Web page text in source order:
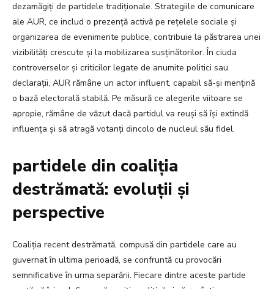
dezamăgiți de partidele tradiționale. Strategiile de comunicare
ale AUR, ce includ o prezență activă pe rețelele sociale și
organizarea de evenimente publice, contribuie la păstrarea unei
vizibilități crescute și la mobilizarea susținătorilor. În ciuda
controverselor și criticilor legate de anumite politici sau
declarații, AUR rămâne un actor influent, capabil să-și mențină
o bază electorală stabilă. Pe măsură ce alegerile viitoare se
apropie, rămâne de văzut dacă partidul va reuși să își extindă
influența și să atragă votanți dincolo de nucleul său fidel.
partidele din coaliția
destrămată: evoluții și
perspective
Coaliția recent destrămată, compusă din partidele care au
guvernat în ultima perioadă, se confruntă cu provocări
semnificative în urma separării. Fiecare dintre aceste partide